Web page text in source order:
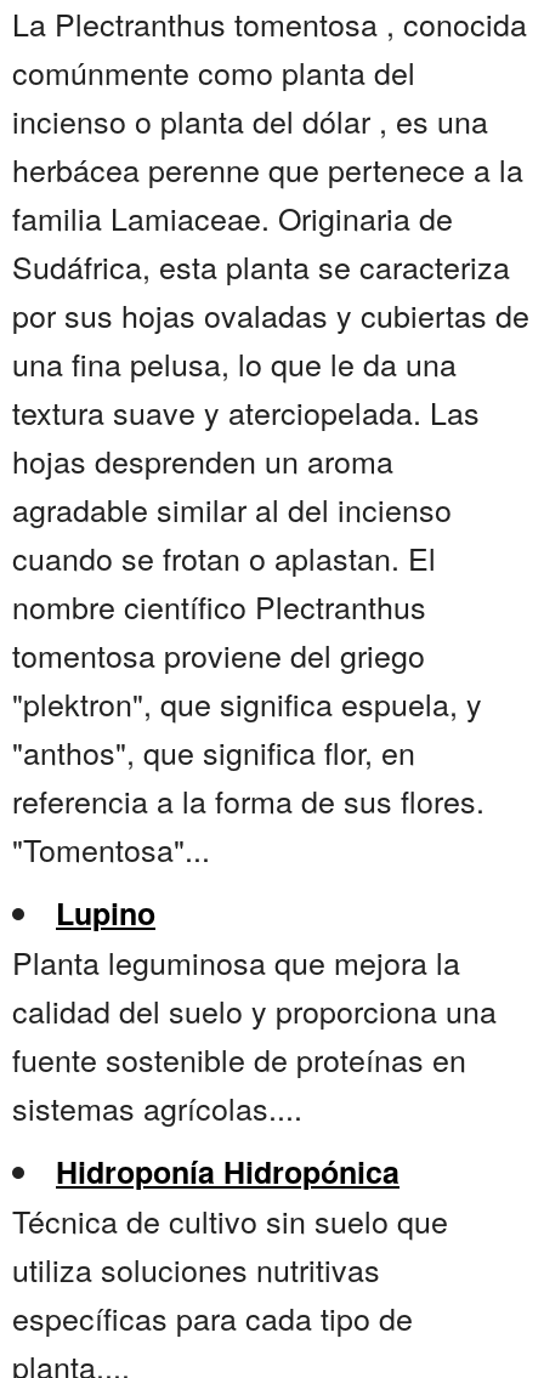
La Plectranthus tomentosa , conocida
comúnmente como planta del
incienso o planta del dólar , es una
herbácea perenne que pertenece a la
familia Lamiaceae. Originaria de
Sudáfrica, esta planta se caracteriza
por sus hojas ovaladas y cubiertas de
una fina pelusa, lo que le da una
textura suave y aterciopelada. Las
hojas desprenden un aroma
agradable similar al del incienso
cuando se frotan o aplastan. El
nombre científico Plectranthus
tomentosa proviene del griego
"plektron", que significa espuela, y
"anthos", que significa flor, en
referencia a la forma de sus flores.
"Tomentosa"...
Lupino
Planta leguminosa que mejora la
calidad del suelo y proporciona una
fuente sostenible de proteínas en
sistemas agrícolas....
Hidroponía Hidropónica
Técnica de cultivo sin suelo que
utiliza soluciones nutritivas
específicas para cada tipo de
planta....